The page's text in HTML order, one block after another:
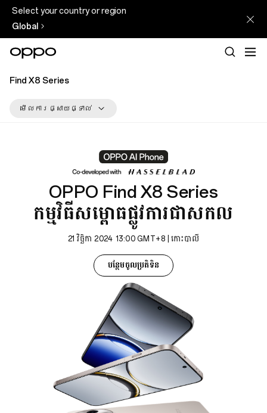
Select your country or region
Global
Find X8 Series
មើលការផ្សាយផ្ទាល់
OPPO Find X8
កម្ម
វិធី
សម្ពោធ
ផ្លូវ
ការ
ជាសកល
OPPO Find X8 Series
កម្មវិធីសម្ពោធផ្លូវការជាសកល
21 វិច្ឆិកា 2024 13:00 GMT+8 | កោះបាលី
បន្ថែមចូលប្រតិទិន